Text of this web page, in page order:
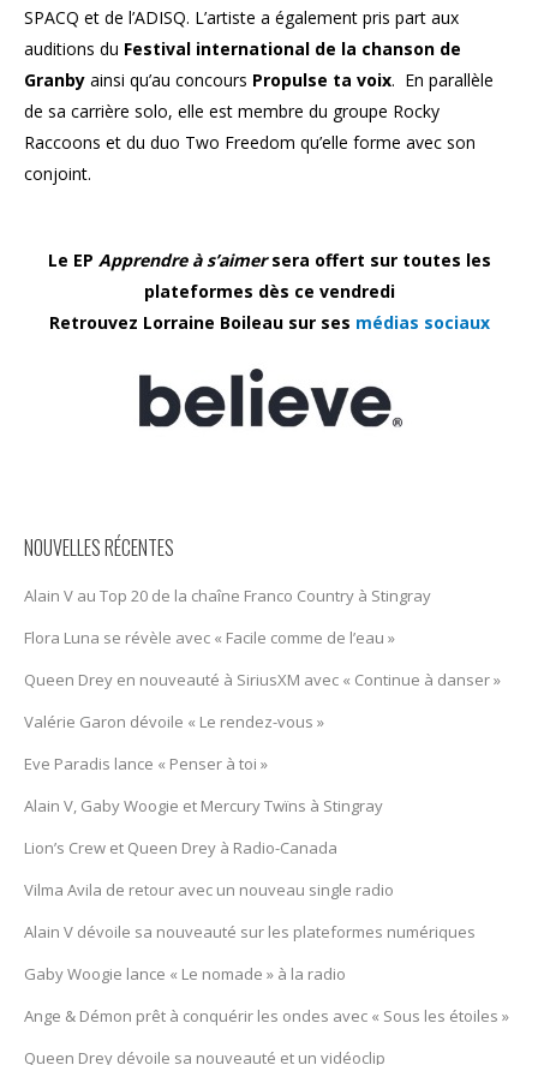
SPACQ et de l’ADISQ. L’artiste a également pris part aux
auditions du Festival international de la chanson de
Granby ainsi qu’au concours Propulse ta voix. En parallèle
de sa carrière solo, elle est membre du groupe Rocky
Raccoons et du duo Two Freedom qu’elle forme avec son
conjoint.
Le EP Apprendre à s’aimersera offert sur toutes les
plateformes dès ce vendredi
Retrouvez Lorraine Boileau sur ses médias sociaux
NOUVELLES RÉCENTES
Alain V au Top 20 de la chaîne Franco Country à Stingray
Flora Luna se révèle avec « Facile comme de l’eau »
Queen Drey en nouveauté à SiriusXM avec « Continue à danser »
Valérie Garon dévoile « Le rendez-vous »
Eve Paradis lance « Penser à toi »
Alain V, Gaby Woogie et Mercury Twïns à Stingray
Lion’s Crew et Queen Drey à Radio-Canada
Vilma Avila de retour avec un nouveau single radio
Alain V dévoile sa nouveauté sur les plateformes numériques
Gaby Woogie lance « Le nomade » à la radio
Ange & Démon prêt à conquérir les ondes avec « Sous les étoiles »
Queen Drey dévoile sa nouveauté et un vidéoclip